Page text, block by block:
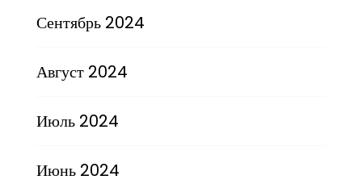
Сентябрь 2024
Август 2024
Июль 2024
Июнь 2024